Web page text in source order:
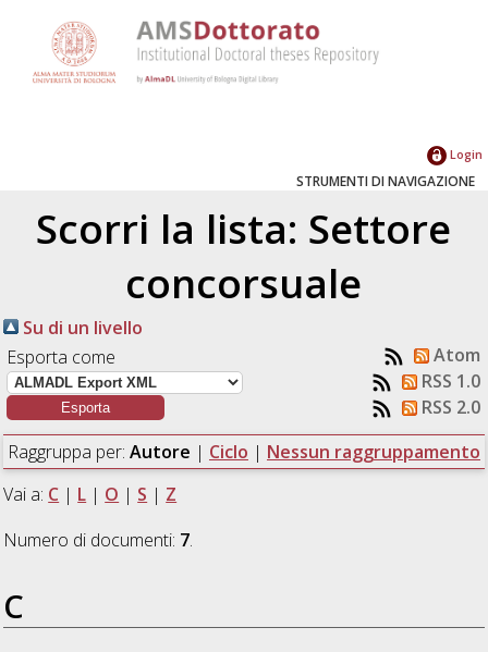
Login
STRUMENTI DI NAVIGAZIONE
Scorri la lista: Settore
concorsuale
Su di un livello
Esporta come
Atom
RSS 1.0
RSS 2.0
Raggruppa per: Autore | Ciclo | Nessun raggruppamento
Vai a: C | L | O | S | Z
Numero di documenti: 7.
C